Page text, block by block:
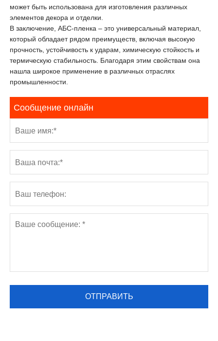
может быть использована для изготовления различных
элементов декора и отделки.
В заключение, АБС-пленка – это универсальный материал,
который обладает рядом преимуществ, включая высокую
прочность, устойчивость к ударам, химическую стойкость и
термическую стабильность. Благодаря этим свойствам она
нашла широкое применение в различных отраслях
промышленности.
Сообщение онлайн